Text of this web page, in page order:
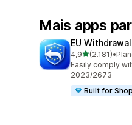
Mais apps
EU
4,9de 5 estrelas
(2.181)
2181 avaliações
•
Easily comply
2023/2673
Built for